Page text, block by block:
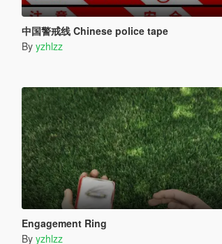
中国警戒线 Chinese police tape
By yzhlzz
Engagement Ring
By yzhlzz